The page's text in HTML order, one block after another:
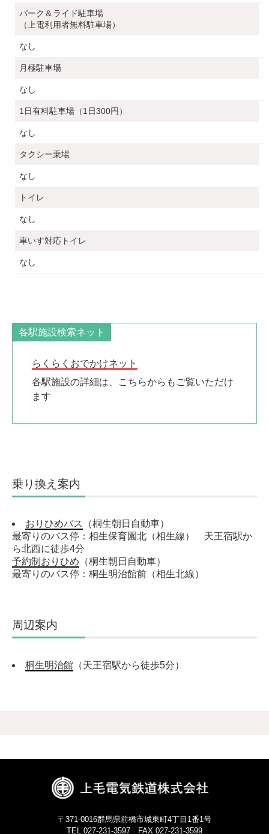
パーク＆ライド駐車場
（上電利用者無料駐車場）
なし
月極駐車場
なし
1日有料駐車場（1日300円）
なし
タクシー乗場
なし
トイレ
なし
車いす対応トイレ
なし
各駅施設検索ネット
らくらくおでかけネット
各駅施設の詳細は、こちらからもご覧いただけ
ます
乗り換え案内
おりひめバス
（桐生朝日自動車）
最寄りのバス停：相生保育園北（相生線） 天王宿駅か
ら北西に徒歩4分
予約制おりひめ （桐生朝日自動車）
最寄りのバス停：桐生明治館前（相生北線）
周辺案内
桐生明治館 （天王宿駅から徒歩5分）
〒371-0016群馬県前橋市城東町4丁目1番1号
TEL.027-231-3597 FAX.027-231-3599